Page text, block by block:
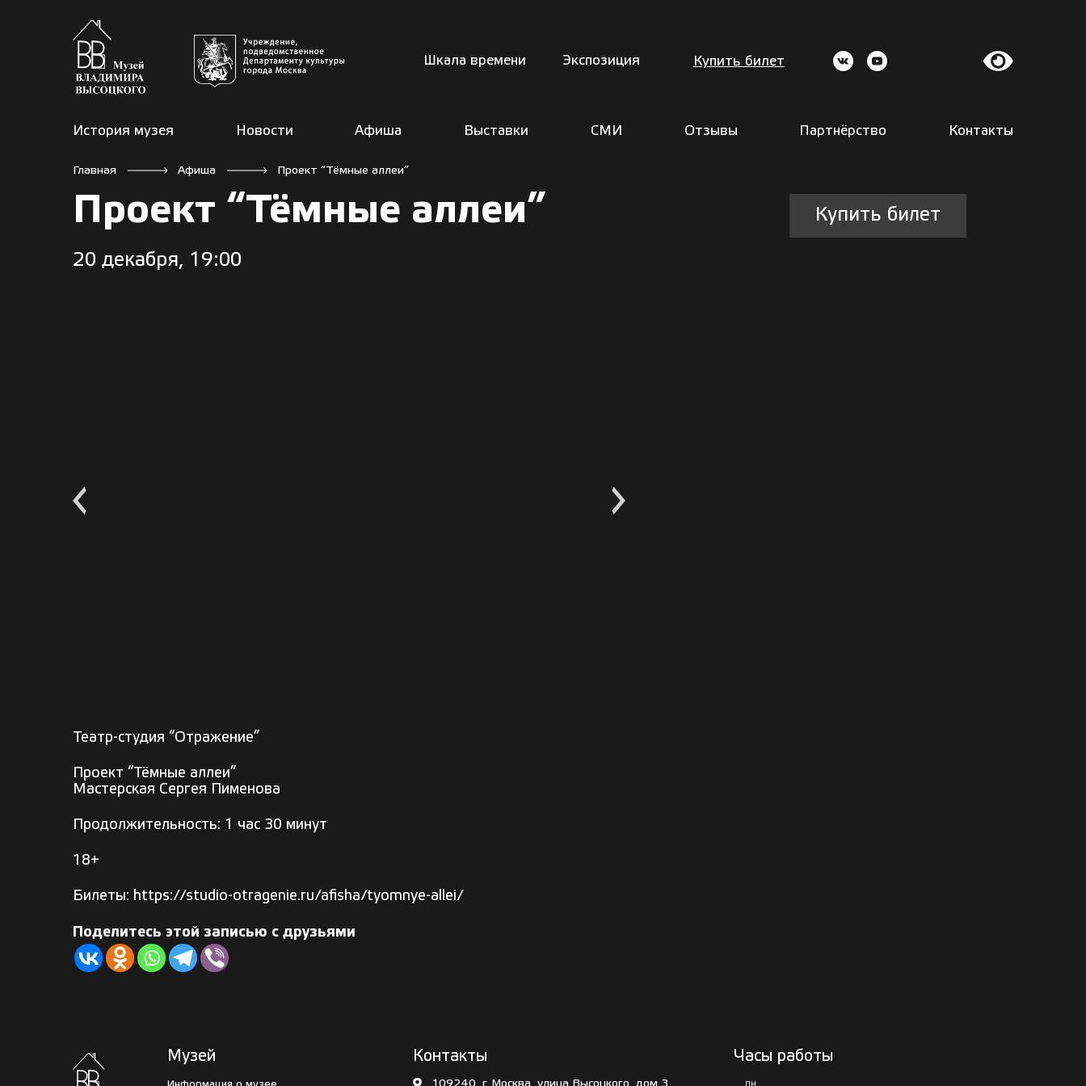
Шкала времени Экспозиция Купить билет
История музея Новости Афиша Выставки СМИ Отзывы Партнёрство Контакты
Главная Афиша Проект “Тёмные аллеи”
Проект “Тёмные аллеи”
20 декабря, 19:00
Театр-студия “Отражение”
Проект “Тёмные аллеи”
Мастерская Сергея Пименова
Продолжительность: 1 час 30 минут
18+
Билеты: https://studio-otragenie.ru/afisha/tyomnye-allei/
Поделитесь этой записью с друзьями
Купить билет
Музей Контакты
109240, г. Москва, улица Высоцкого, дом 3
Часы работы